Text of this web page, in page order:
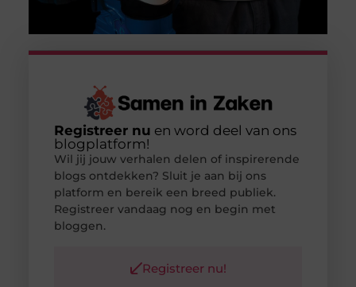
Registreer nu en word deel van ons
blogplatform!
Wil jij jouw verhalen delen of inspirerende
blogs ontdekken? Sluit je aan bij ons
platform en bereik een breed publiek.
Registreer vandaag nog en begin met
bloggen.
Registreer nu!